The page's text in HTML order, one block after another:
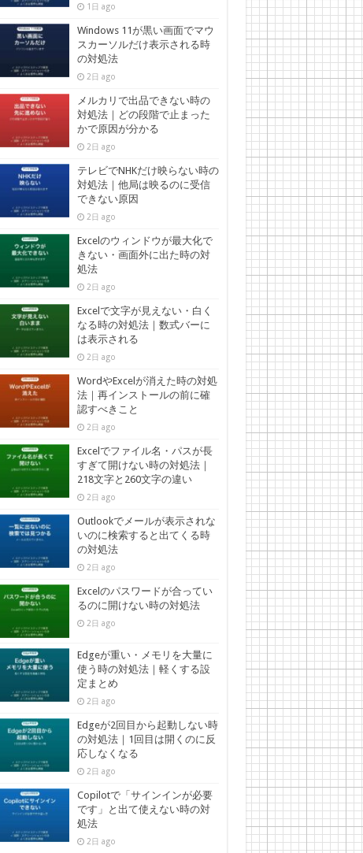
1日 ago
Windows 11が黒い画面でマウ
スカーソルだけ表示される時
の対処法
2日 ago
メルカリで出品できない時の
対処法｜どの段階で止まった
かで原因が分かる
2日 ago
テレビでNHKだけ映らない時の
対処法｜他局は映るのに受信
できない原因
2日 ago
Excelのウィンドウが最大化で
きない・画面外に出た時の対
処法
2日 ago
Excelで文字が見えない・白く
なる時の対処法｜数式バーに
は表示される
2日 ago
WordやExcelが消えた時の対処
法｜再インストールの前に確
認すべきこと
2日 ago
Excelでファイル名・パスが長
すぎて開けない時の対処法｜
218文字と260文字の違い
2日 ago
Outlookでメールが表示されな
いのに検索すると出てくる時
の対処法
2日 ago
Excelのパスワードが合ってい
るのに開けない時の対処法
2日 ago
Edgeが重い・メモリを大量に
使う時の対処法｜軽くする設
定まとめ
2日 ago
Edgeが2回目から起動しない時
の対処法｜1回目は開くのに反
応しなくなる
2日 ago
Copilotで「サインインが必要
です」と出て使えない時の対
処法
2日 ago